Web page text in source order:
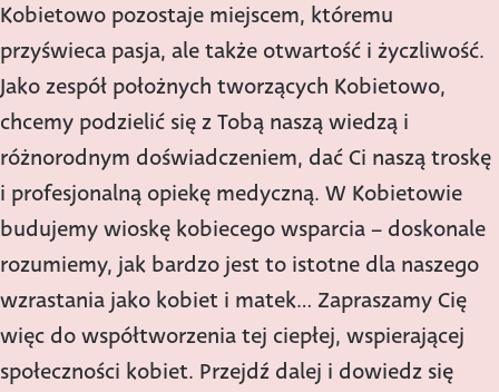
Kobietowo pozostaje miejscem, któremu
przyświeca pasja, ale także otwartość i życzliwość.
Jako zespół położnych tworzących Kobietowo,
chcemy podzielić się z Tobą naszą wiedzą i
różnorodnym doświadczeniem, dać Ci naszą troskę
i profesjonalną opiekę medyczną. W Kobietowie
budujemy wioskę kobiecego wsparcia – doskonale
rozumiemy, jak bardzo jest to istotne dla naszego
wzrastania jako kobiet i matek… Zapraszamy Cię
więc do współtworzenia tej ciepłej, wspierającej
społeczności kobiet. Przejdź dalej i dowiedz się